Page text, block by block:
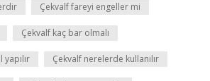
Çekvalf fareyi engeller mi
Çekvalf kaç bar olmalı
yapılır Çekvalf nerelerde kullanılır